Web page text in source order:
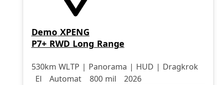
Demo XPENG
P7+ RWD Long Range
530km WLTP | Panorama | HUD | Dragkrok
Drivmedel
El
Drivmedel
Automat
Miltal 800 mil
årsmodell 2026